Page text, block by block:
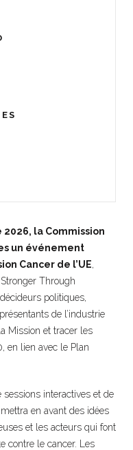
la Commission
un événement
Cancer de l’UE,
Through
politiques,
de l’industrie
Mission et tracer les
en lien avec le Plan
sessions interactives et de
en avant des idées
et les acteurs qui font
contre le cancer. Les